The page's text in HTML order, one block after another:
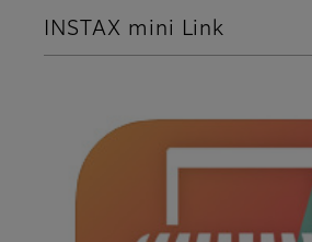
INSTAX mini Link